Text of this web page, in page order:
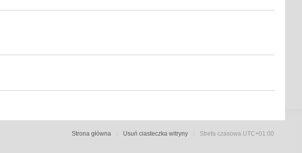
Strona główna Usuń ciasteczka witryny Strefa czasowa UTC+01:00